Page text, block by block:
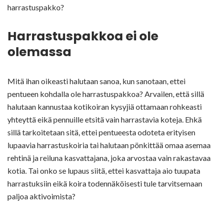
harrastuspakko?
Harrastuspakkoa ei ole
olemassa
Mitä ihan oikeasti halutaan sanoa, kun sanotaan, ettei
pentueen kohdalla ole harrastuspakkoa? Arvailen, että sillä
halutaan kannustaa kotikoiran kysyjiä ottamaan rohkeasti
yhteyttä eikä pennuille etsitä vain harrastavia koteja. Ehkä
sillä tarkoitetaan sitä, ettei pentueesta odoteta erityisen
lupaavia harrastuskoiria tai halutaan pönkittää omaa asemaa
rehtinä ja reiluna kasvattajana, joka arvostaa vain rakastavaa
kotia. Tai onko se lupaus siitä, ettei kasvattaja aio tuupata
harrastuksiin eikä koira todennäköisesti tule tarvitsemaan
paljoa aktivoimista?